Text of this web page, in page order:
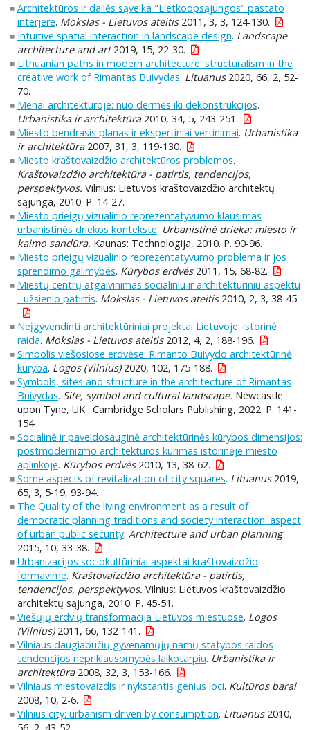
Architektūros ir dailės sąveika "Lietkoopsąjungos" pastato
interjere. Mokslas - Lietuvos ateitis2011, 3, 3, 124-130.
Intuitive spatial interaction in landscape design. Landscape
architecture and art2019, 15, 22-30.
Lithuanian paths in modern architecture: structuralism in the
creative work of Rimantas Buivydas. Lituanus2020, 66, 2, 52-
70.
Menai architektūroje: nuo dermės iki dekonstrukcijos.
Urbanistika ir architektūra2010, 34, 5, 243-251.
Miesto bendrasis planas ir ekspertiniai vertinimai. Urbanistika
ir architektūra2007, 31, 3, 119-130.
Miesto kraštovaizdžio architektūros problemos.
Kraštovaizdžio architektūra - patirtis, tendencijos,
perspektyvos. Vilnius: Lietuvos kraštovaizdžio architektų
sąjunga, 2010. P. 14-27.
Miesto prieigų vizualinio reprezentatyvumo klausimas
urbanistinės driekos kontekste. Urbanistinė drieka: miesto ir
kaimo sandūra. Kaunas: Technologija, 2010. P. 90-96.
Miesto prieigų vizualinio reprezentatyvumo problema ir jos
sprendimo galimybės. Kūrybos erdvės2011, 15, 68-82.
Miestų centrų atgaivinimas socialiniu ir architektūriniu aspektu
- užsienio patirtis. Mokslas - Lietuvos ateitis2010, 2, 3, 38-45.
Neįgyvendinti architektūriniai projektai Lietuvoje: istorinė
raida. Mokslas - Lietuvos ateitis2012, 4, 2, 188-196.
Simbolis viešosiose erdvėse: Rimanto Buivydo architektūrinė
kūryba. Logos (Vilnius)2020, 102, 175-188.
Symbols, sites and structure in the architecture of Rimantas
Buivydas. Site, symbol and cultural landscape. Newcastle
upon Tyne, UK : Cambridge Scholars Publishing, 2022. P. 141-
154.
Socialinė ir paveldosauginė architektūrinės kūrybos dimensijos:
postmodernizmo architektūros kūrimas istorinėje miesto
aplinkoje. Kūrybos erdvės2010, 13, 38-62.
Some aspects of revitalization of city squares. Lituanus2019,
65, 3, 5-19, 93-94.
The Quality of the living environment as a result of
democratic planning traditions and society interaction: aspect
of urban public security. Architecture and urban planning
2015, 10, 33-38.
Urbanizacijos sociokultūriniai aspektai kraštovaizdžio
formavime. Kraštovaizdžio architektūra - patirtis,
tendencijos, perspektyvos. Vilnius: Lietuvos kraštovaizdžio
architektų sąjunga, 2010. P. 45-51.
Viešųjų erdvių transformacija Lietuvos miestuose. Logos
(Vilnius)2011, 66, 132-141.
Vilniaus daugiabučių gyvenamųjų namų statybos raidos
tendencijos nepriklausomybės laikotarpiu. Urbanistika ir
architektūra2008, 32, 3, 153-166.
Vilniaus miestovaizdis ir nykstantis genius loci. Kultūros barai
2008, 10, 2-6.
Vilnius city: urbanism driven by consumption. Lituanus2010,